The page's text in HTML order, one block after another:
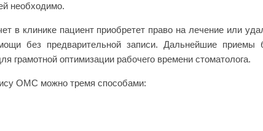
необходимо.
в клинике пациент приобретет право на лечение или
без предварительной записи. Дальнейшие приемы
грамотной оптимизации рабочего времени стоматолога.
ОМС можно тремя способами: